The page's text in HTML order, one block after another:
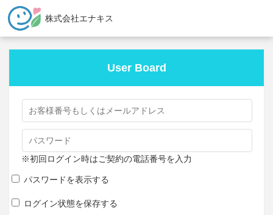
株式会社エナキス
User Board
※初回ログイン時はご契約の電話番号を入力
パスワードを表示する
ログイン状態を保存する